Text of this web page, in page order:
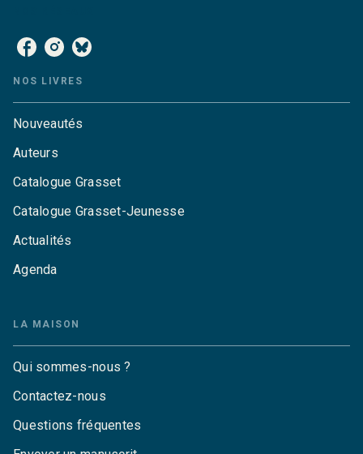
NOS LIVRES
Nouveautés
Auteurs
Catalogue Grasset
Catalogue Grasset-Jeunesse
Actualités
Agenda
LA MAISON
Qui sommes-nous ?
Contactez-nous
Questions fréquentes